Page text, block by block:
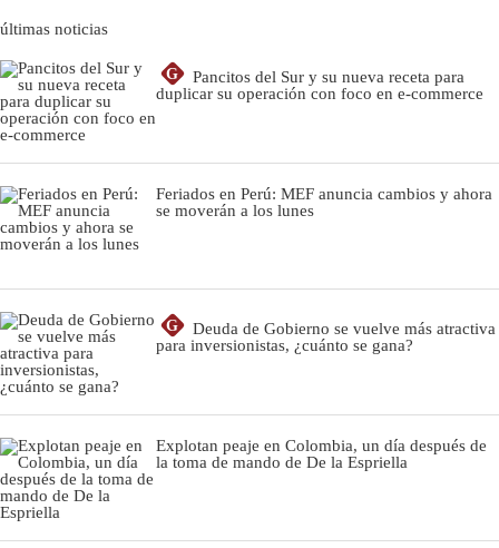
últimas noticias
G
Pancitos del Sur y su nueva receta para
duplicar su operación con foco en e-commerce
Feriados en Perú: MEF anuncia cambios y ahora
se moverán a los lunes
G
Deuda de Gobierno se vuelve más atractiva
para inversionistas, ¿cuánto se gana?
Explotan peaje en Colombia, un día después de
la toma de mando de De la Espriella